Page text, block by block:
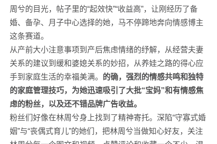
周兮的目光，帖子里的“起效快”“收益高”，让刚经历了备
婚、备孕、月子中心选择的她，马不停蹄地奔向情感博主
这条赛道。
从产前大小注意事项到产后焦虑情绪的纾解，从经营夫妻
关系的建议到缓和婆媳关系的妙招，从养娃之路的得心应
手到家庭生活的幸福美满。 的确，强烈的情感共鸣和独特
的家庭管理技巧，为她迅速吸引了大批“宝妈”和有情感焦
虑的粉丝，以及还不错品牌广告收益。
粉丝们好像在林周兮身上找到了精神寄托。深陷“守寡式婚
姻”与“丧偶式育儿”的她们，把林周兮当做知心好友，关注